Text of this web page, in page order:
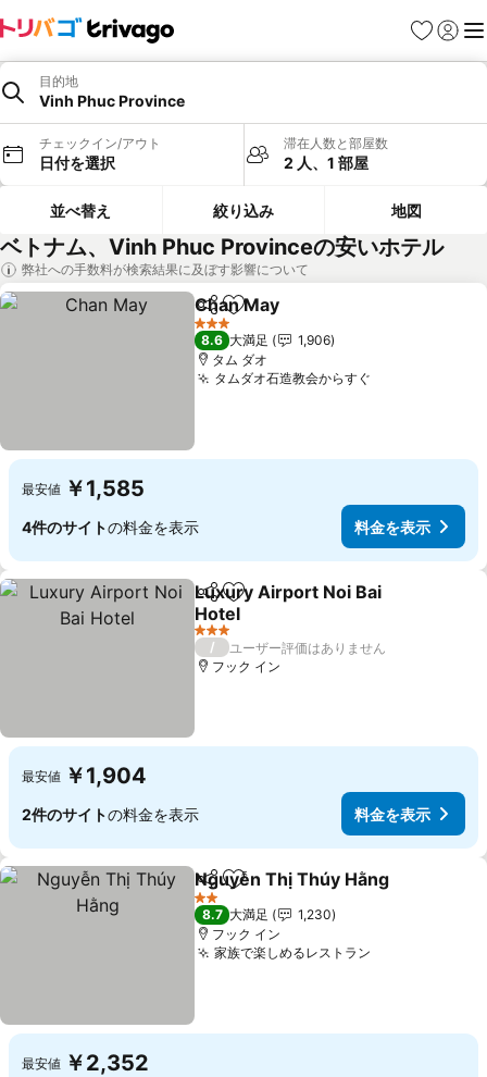
お気に入り
ログイ
メ
目的地
Vinh Phuc Province
チェックイン/アウト
日付を選択
滞在人数と部屋数
2 人、1 部屋
並べ替え 絞り込み 地図
ベトナム、Vinh Phuc Provinceの安いホテル
弊社への手数料が検索結果に及ぼす影響について
シェアお気に入りに追加
Chan May
3 ホテルのランク
8.6 大満足
1,906
タム ダオ
タムダオ石造教会からすぐ
最安値 ￥1,585
4件のサイトの料金を表示 料金を表示
シェアお気に入りに追加
Luxury Airport Noi Bai
Hotel
料金を表示
3 ホテルのランク
/
ユーザー評価はありません
フック イン
最安値 ￥1,904
2件のサイトの料金を表示 料金を表示
シェアお気に入りに追加
Nguyễn Thị Thúy Hằng
2 ホテルのランク
8.7 大満足
1,230
フック イン
家族で楽しめるレストラン
最安値 ￥2,352